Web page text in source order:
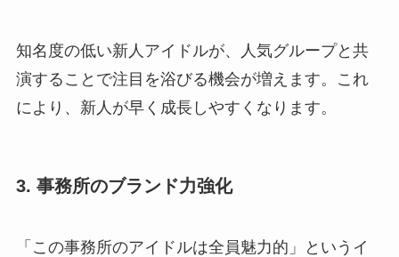
知名度の低い新人アイドルが、人気グループと共
演することで注目を浴びる機会が増えます。これ
により、新人が早く成長しやすくなります。
3. 事務所のブランド力強化
「この事務所のアイドルは全員魅力的」というイ